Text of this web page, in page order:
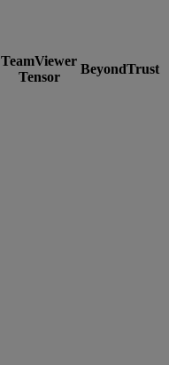
TeamViewer
Tensor
BeyondTrust